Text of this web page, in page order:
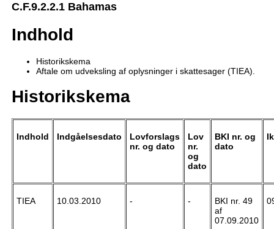
C.F.9.2.2.1 Bahamas
Indhold
Historikskema
Aftale om udveksling af oplysninger i skattesager (TIEA).
Historikskema
Indhold Indgåelsesdato
Lovforslags
nr. og dato
Lov
nr.
og
dato
BKI nr. og
dato
TIEA 10.03.2010 - -
BKI nr. 49
af
07.09.2010